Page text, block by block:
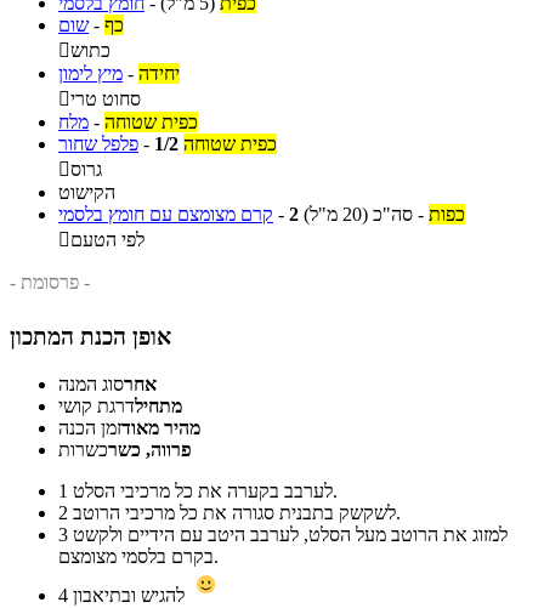
שום - כף
כתוש
מיץ לימון - יחידה
סחוט טרי
מלח - כפית שטוחה
פלפל שחור - 1/2 כפית שטוחה
גרוס
הקישוט
קרם מצומצם עם חומץ בלסמי - 2 כפות - סה"כ (20 מ"ל)
לפי הטעם
- פרסומת -
אופן הכנת המתכון
אחרסוג המנה
מתחילדרגת קושי
מהיר מאודזמן הכנה
פרווה, כשרכשרות
1
לערבב בקערה את כל מרכיבי הסלט.
2
לשקשק בתבנית סגורה את כל מרכיבי הרוטב.
3
בקרם בלסמי מצומצם.
4